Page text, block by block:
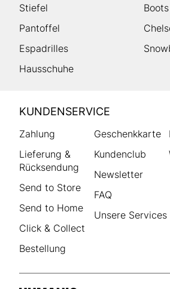
Stiefel
Boots
Pantoffel
Espadrilles
Hausschuhe
HUMANIC
Footer
KUNDENSERVICE
Zahlung
Lieferung &
Rücksendung
Send to Store
Send to Home
Click & Collect
Bestellung
Geschenkkarte
Kundenclub
Newsletter
FAQ
Unsere Services